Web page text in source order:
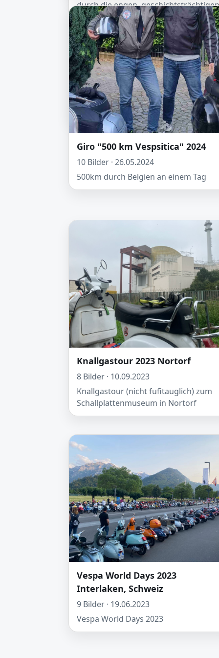
durch die engen, geschichtsträchtigen
Gassen des nahegelegenen Brügge:
Knattern der Motoren und das bunte
Meer aus klassischen und modernen
Vespas boten ein unvergessliches Bild.
Am Ende zog die Bremer Truppe ein
klares Fazit: **Nasses Pflaster, aber
glühende Herzen.** Die EVW 2026
ein voller Erfolg und das nächste
ist schon fest im Visier!
Giro "500 km Vespsitica" 2024
10 Bilder · 26.05.2024
500km durch Belgien an einem Tag
Knallgastour 2023 Nortorf
8 Bilder · 10.09.2023
Knallgastour (nicht fufitauglich) zum
Schallplattenmuseum in Nortorf
Vespa World Days 2023
Interlaken, Schweiz
9 Bilder · 19.06.2023
Vespa World Days 2023